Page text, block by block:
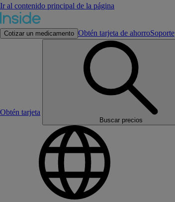
Ir al contenido principal de la página
Cotizar un medicamento Obtén tarjeta de ahorroSoporte
Obtén tarjeta
Buscar precios